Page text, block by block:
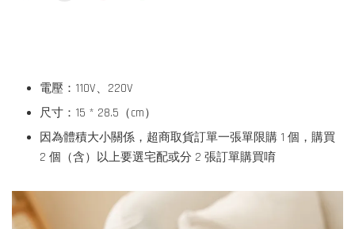
電壓：110V、220V
尺寸：15 * 28.5（cm）
因為體積大小關係，超商取貨訂單一張單限購 1 個，購買
2 個（含）以上要選宅配或分 2 張訂單購買唷